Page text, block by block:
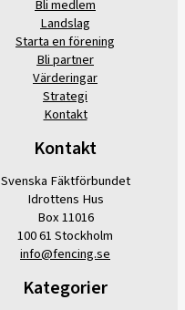
Bli medlem
Landslag
Starta en förening
Bli partner
Värderingar
Strategi
Kontakt
Kontakt
Svenska Fäktförbundet
Idrottens Hus
Box 11016
100 61 Stockholm
info@fencing.se
Kategorier